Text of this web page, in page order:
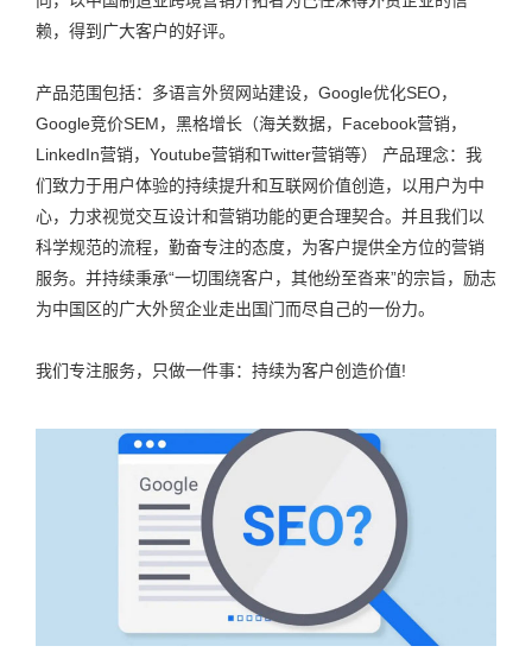
赖，得到广大客户的好评。
产品范围包括：多语言外贸网站建设，Google优化SEO，
Google竞价SEM，黑格增长（海关数据，Facebook营销，
LinkedIn营销，Youtube营销和Twitter营销等） 产品理念：我
们致力于用户体验的持续提升和互联网价值创造，以用户为中
心，力求视觉交互设计和营销功能的更合理契合。并且我们以
科学规范的流程，勤奋专注的态度，为客户提供全方位的营销
服务。并持续秉承“一切围绕客户，其他纷至沓来”的宗旨，励志
为中国区的广大外贸企业走出国门而尽自己的一份力。
我们专注服务，只做一件事：持续为客户创造价值!